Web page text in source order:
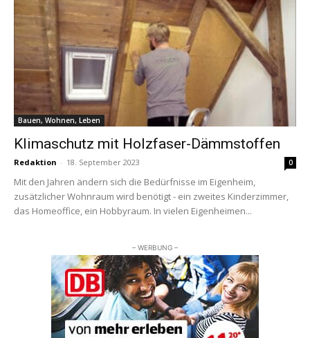
Bauen, Wohnen, Leben
Klimaschutz mit Holzfaser-Dämmstoffen
Redaktion - 18. September 2023 0
Mit den Jahren ändern sich die Bedürfnisse im Eigenheim,
zusätzlicher Wohnraum wird benötigt - ein zweites Kinderzimmer,
das Homeoffice, ein Hobbyraum. In vielen Eigenheimen...
– WERBUNG –